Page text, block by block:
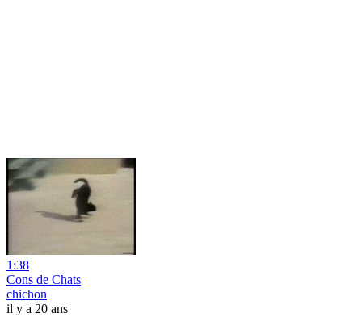
1:38
Cons de Chats
chichon
il y a 20 ans